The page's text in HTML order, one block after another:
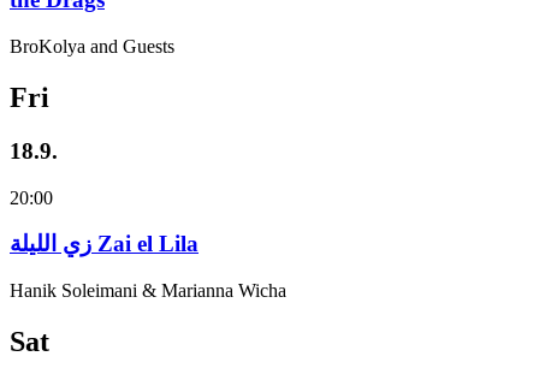
BroKolya and Guests
Fri
18.9.
20:00
زي‌ اللیلة Zai el Lila
Hanik Soleimani & Marianna Wicha
Sat